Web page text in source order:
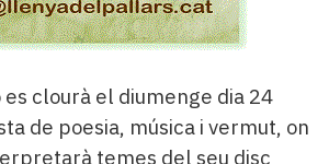
clourà el diumenge dia 24
de poesia, música i vermut, on
temes del seu disc